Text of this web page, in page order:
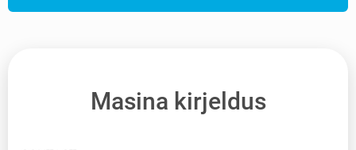
Masina kirjeldus